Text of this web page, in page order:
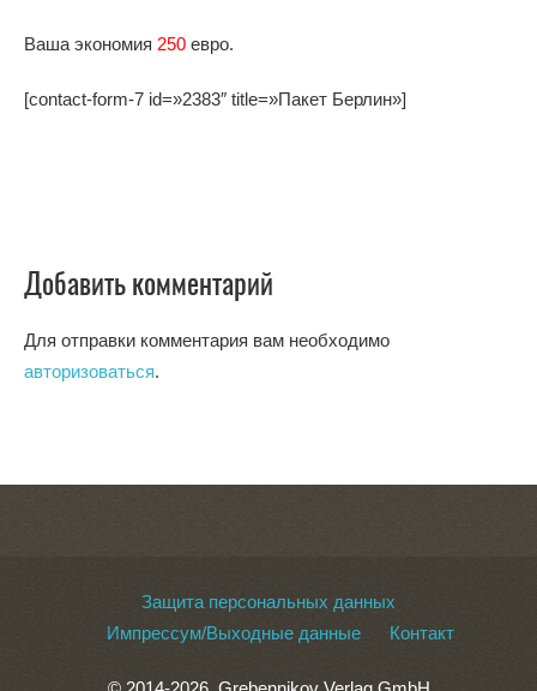
Ваша экономия 250 евро.
[contact-form-7 id=»2383″ title=»Пакет Берлин»]
Добавить комментарий
Для отправки комментария вам необходимо
авторизоваться.
Защита персональных данных
Импрессум/Выходные данные
Контакт